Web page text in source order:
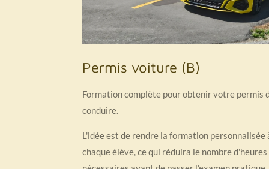
Permis voiture (B)
Formation complète pour obtenir votre permis
conduire.
L'idée est de rendre la formation personnalisée
chaque élève, ce qui réduira le nombre d'heures